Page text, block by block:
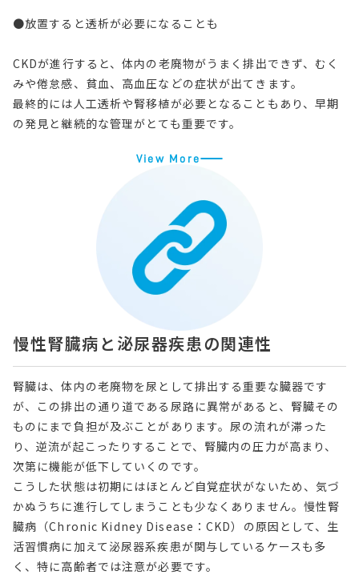
●放置すると透析が必要になることも
CKDが進行すると、体内の老廃物がうまく排出できず、むく
みや倦怠感、貧血、高血圧などの症状が出てきます。
最終的には人工透析や腎移植が必要となることもあり、早期
の発見と継続的な管理がとても重要です。
View More
慢性腎臓病と泌尿器疾患の関連性
腎臓は、体内の老廃物を尿として排出する重要な臓器です
が、この排出の通り道である尿路に異常があると、腎臓その
ものにまで負担が及ぶことがあります。尿の流れが滞った
り、逆流が起こったりすることで、腎臓内の圧力が高まり、
次第に機能が低下していくのです。
こうした状態は初期にはほとんど自覚症状がないため、気づ
かぬうちに進行してしまうことも少なくありません。慢性腎
臓病（Chronic Kidney Disease：CKD）の原因として、生
活習慣病に加えて泌尿器系疾患が関与しているケースも多
く、特に高齢者では注意が必要です。